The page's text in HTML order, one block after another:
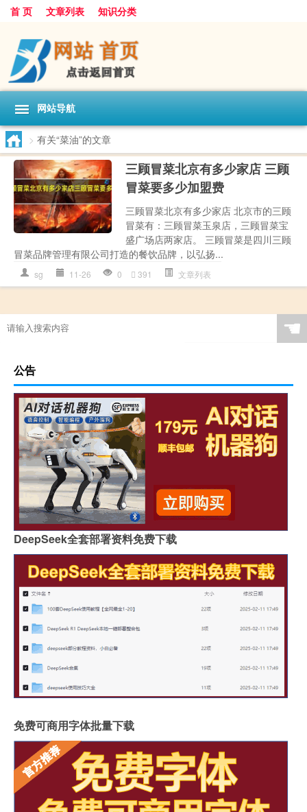
首 页 文章列表 知识分类
网站导航
> 有关“菜油”的文章
三顾冒菜北京有多少家店 三顾
冒菜要多少加盟费
三顾冒菜北京有多少家店 北京市的三顾
冒菜有：三顾冒菜玉泉店，三顾冒菜宝
盛广场店两家店。 三顾冒菜是四川三顾
冒菜品牌管理有限公司打造的餐饮品牌，以弘扬...
sg 11-26 0 391 文章列表
☚
公告
DeepSeek全套部署资料免费下载
免费可商用字体批量下载